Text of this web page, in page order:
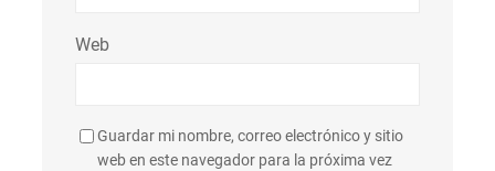
Web
Guardar mi nombre, correo electrónico y sitio
web en este navegador para la próxima vez